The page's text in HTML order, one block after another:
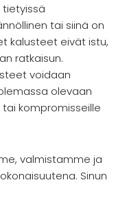
tietyissä
tai siinä on
kalusteet eivät istu,
ratkaisun.
voidaan
olevaan
tai kompromisseille
valmistamme ja
Sinun